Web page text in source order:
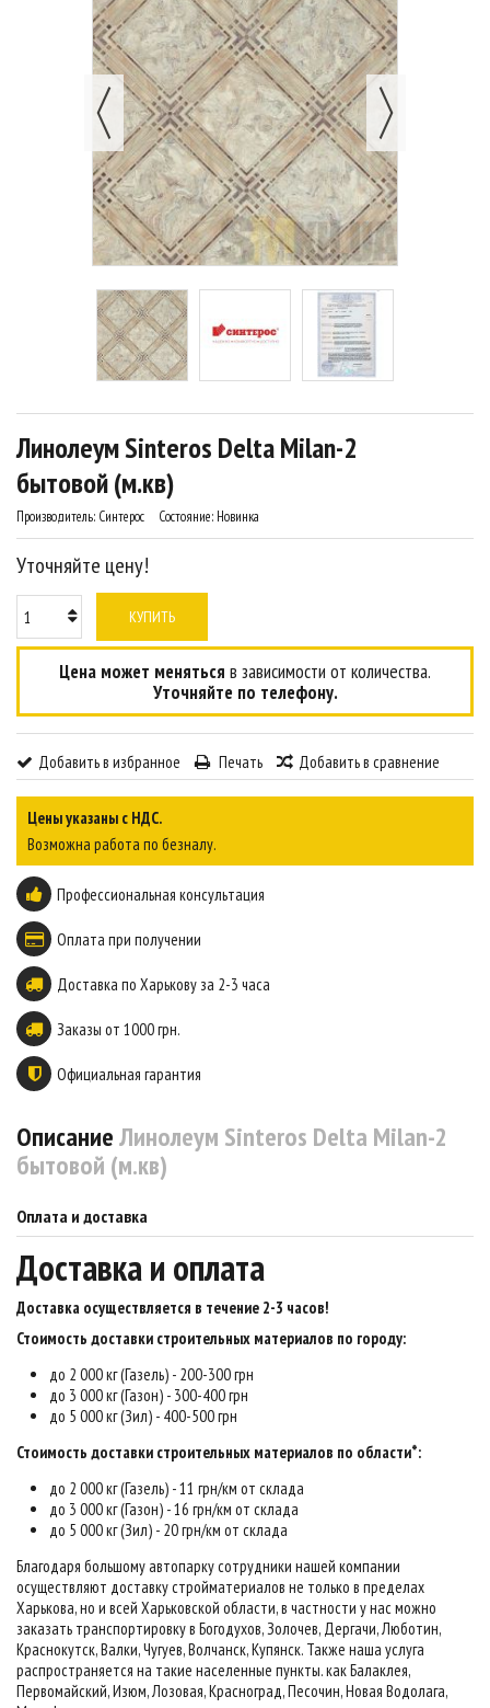
Линолеум Sinteros Delta Milan-2
бытовой (м.кв)
Производитель: Синтерос Состояние: Новинка
Уточняйте цену!
КУПИТЬ
Цена может меняться в зависимости от количества.
Уточняйте по телефону.
Добавить в избранное Печать Добавить в сравнение
Цены указаны с НДС.
Возможна работа по безналу.
Профессиональная консультация
Оплата при получении
Доставка по Харькову за 2-3 часа
Заказы от 1000 грн.
Официальная гарантия
ОписаниеЛинолеум Sinteros Delta Milan-2
бытовой (м.кв)
Оплата и доставка
Доставка и оплата
Доставка осуществляется в течение 2-3 часов!
Стоимость доставки строительных материалов по городу:
до 2 000 кг (Газель) - 200-300 грн
до 3 000 кг (Газон) - 300-400 грн
до 5 000 кг (Зил) - 400-500 грн
Стоимость доставки строительных материалов по области*:
до 2 000 кг (Газель) - 11 грн/км от склада
до 3 000 кг (Газон) - 16 грн/км от склада
до 5 000 кг (Зил) - 20 грн/км от склада
Благодаря большому автопарку сотрудники нашей компании
осуществляют доставку стройматериалов не только в пределах
Харькова, но и всей Харьковской области, в частности у нас можно
заказать транспортировку в Богодухов, Золочев, Дергачи, Люботин,
Краснокутск, Валки, Чугуев, Волчанск, Купянск. Также наша услуга
распространяется на такие населенные пункты. как Балаклея,
Первомайский, Изюм, Лозовая, Красноград, Песочин, Новая Водолага,